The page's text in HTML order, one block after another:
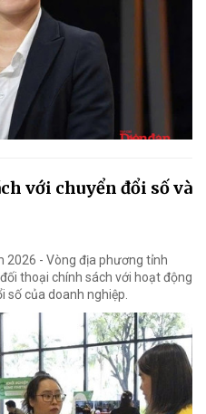
với chuyển đổi số và
2026 - Vòng địa phương tỉnh
thoại chính sách với hoạt động
số của doanh nghiệp.